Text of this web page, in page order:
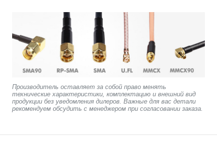
Производитель оставляет за собой право менять
технические характеристики, комплектацию и внешний вид
продукции без уведомления дилеров. Важные для вас детали
рекомендуем обсудить с менеджером при согласовании заказа.